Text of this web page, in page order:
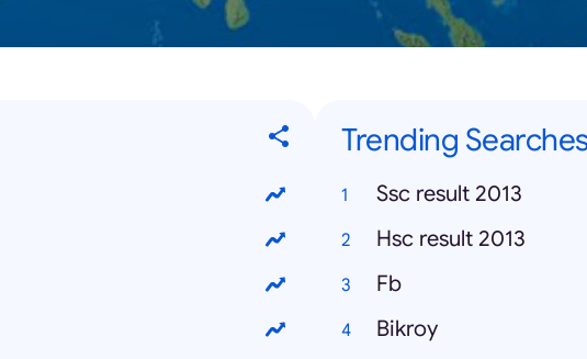
Trending
Ssc result 2013
Hsc result 2013
Fb
Bikroy